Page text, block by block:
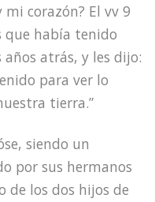
corazón? El vv 9
que había tenido
años atrás, y les dijo:
para ver lo
tierra.”
siendo un
por sus hermanos
de los dos hijos de